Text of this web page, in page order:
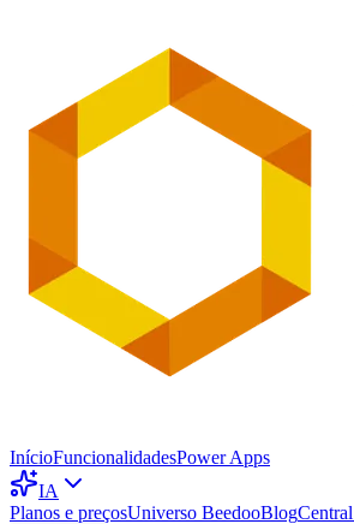
InícioFuncionalidadesPower Apps
IA
Planos e preçosUniverso BeedooBlog